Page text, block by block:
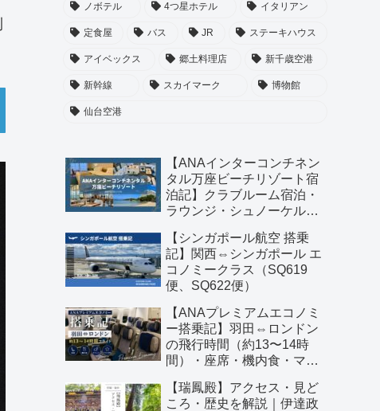
ノボテル 4つ星ホテル イタリアン
定食屋 バス JR ステーキハウス
アイベックス 郷土料理店 新千歳空港
新幹線 スカイマーク 博物館
仙台空港
【ANAインターコンチネン
タル万座ビーチリゾート宿
泊記】クラブルーム宿泊・
ラウンジ・シュノーケル・
喫！
【シンガポール航空 搭乗
記】関西⇔シンガポール エ
コノミークラス（SQ619
便、SQ622便）
【ANAプレミアムエコノミ
ー搭乗記】羽田⇔ロンドン
の飛行時間（約13〜14時
間）・座席・機内食・マイ
【瑞鳳殿】アクセス・見ど
ころ・歴史を解説｜伊達政